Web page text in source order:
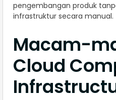
pengembangan produk
infrastruktur secara manual.
Macam-
Cloud